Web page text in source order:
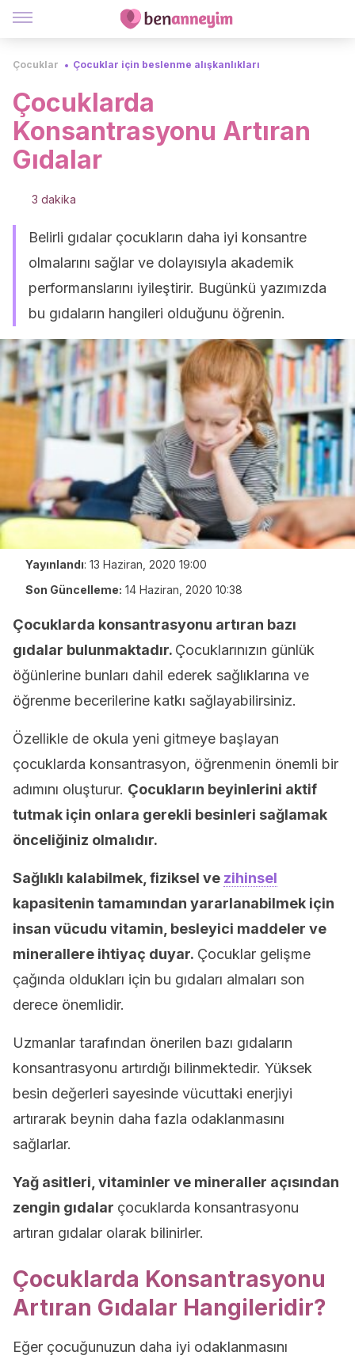
Çocuklar Çocuklar için beslenme alışkanlıkları
Çocuklarda
Konsantrasyonu Artıran
Gıdalar
3 dakika
Belirli gıdalar çocukların daha iyi konsantre
olmalarını sağlar ve dolayısıyla akademik
performanslarını iyileştirir. Bugünkü yazımızda
bu gıdaların hangileri olduğunu öğrenin.
Yayınlandı: 13 Haziran, 2020 19:00
Son Güncelleme: 14 Haziran, 2020 10:38
Çocuklarda konsantrasyonu artıran bazı
gıdalar bulunmaktadır. Çocuklarınızın günlük
öğünlerine bunları dahil ederek sağlıklarına ve
öğrenme becerilerine katkı sağlayabilirsiniz.
Özellikle de okula yeni gitmeye başlayan
çocuklarda konsantrasyon, öğrenmenin önemli bir
adımını oluşturur. Çocukların beyinlerini aktif
tutmak için onlara gerekli besinleri sağlamak
önceliğiniz olmalıdır.
Sağlıklı kalabilmek, fiziksel ve zihinsel
kapasitenin tamamından yararlanabilmek için
insan vücudu vitamin, besleyici maddeler ve
minerallere ihtiyaç duyar. Çocuklar gelişme
çağında oldukları için bu gıdaları almaları son
derece önemlidir.
Uzmanlar tarafından önerilen bazı gıdaların
konsantrasyonu artırdığı bilinmektedir. Yüksek
besin değerleri sayesinde vücuttaki enerjiyi
artırarak beynin daha fazla odaklanmasını
sağlarlar.
Yağ asitleri, vitaminler ve mineraller açısından
zengin gıdalar çocuklarda konsantrasyonu
artıran gıdalar olarak bilinirler.
Çocuklarda Konsantrasyonu
Artıran Gıdalar Hangileridir?
Eğer çocuğunuzun daha iyi odaklanmasını